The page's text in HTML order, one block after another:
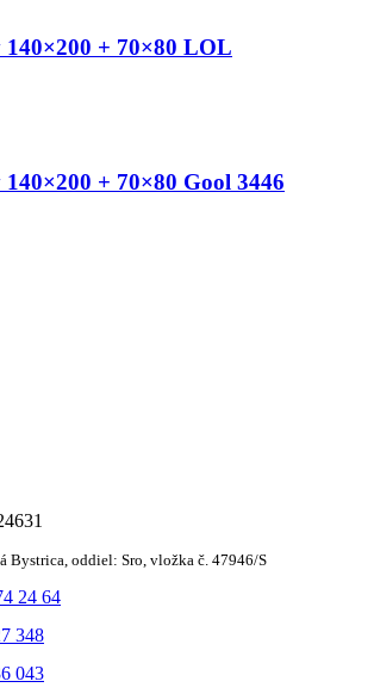
140×200 + 70×80 LOL
140×200 + 70×80 Gool 3446
Bystrica, oddiel: Sro, vložka č. 47946/S
24 64
348
043